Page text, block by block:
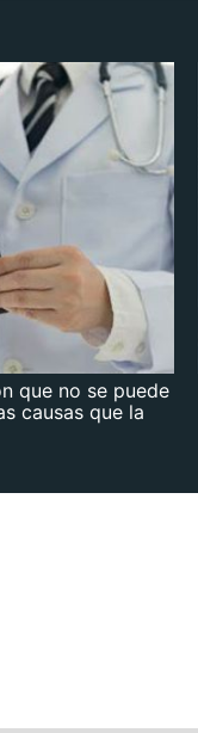
que no se puede
causas que la